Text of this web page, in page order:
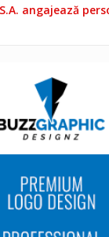
S.A. angajează